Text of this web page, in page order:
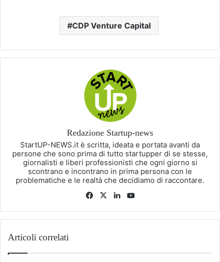
CDP Venture Capital
Redazione Startup-news
StartUP-NEWS.it è scritta, ideata e portata avanti da
persone che sono prima di tutto startupper di se stesse,
giornalisti e liberi professionisti che ogni giorno si
scontrano e incontrano in prima persona con le
problematiche e le realtà che decidiamo di raccontare.
Facebook
X LinkedIn
Articoli correlati